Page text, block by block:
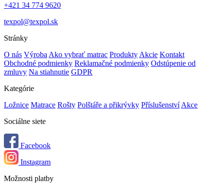
+421 34 774 9620
texpol@texpol.sk
Stránky
O nás Výroba Ako vybrať matrac Produkty Akcie Kontakt
Obchodné podmienky Reklamačné podmienky Odstúpenie od
zmluvy Na stiahnutie GDPR
Kategórie
Ložnice Matrace Rošty Polštáře a přikrývky Příslušenství Akce
Sociálne siete
Facebook
Instagram
Možnosti platby